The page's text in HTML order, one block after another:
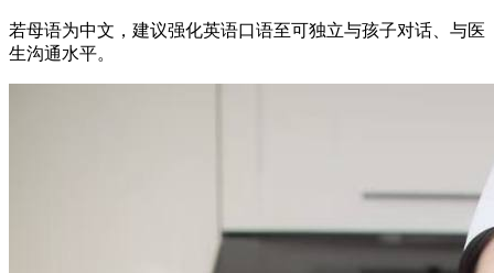
若母语为中文，建议强化英语口语至可独立与孩子对话、与医
生沟通水平。